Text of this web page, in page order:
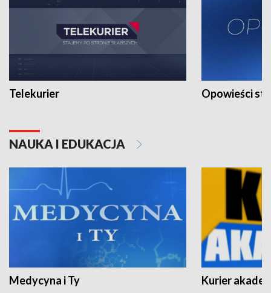
Telekurier Opowieści
NAUKA I EDUKACJA
Medycyna i Ty Kurier